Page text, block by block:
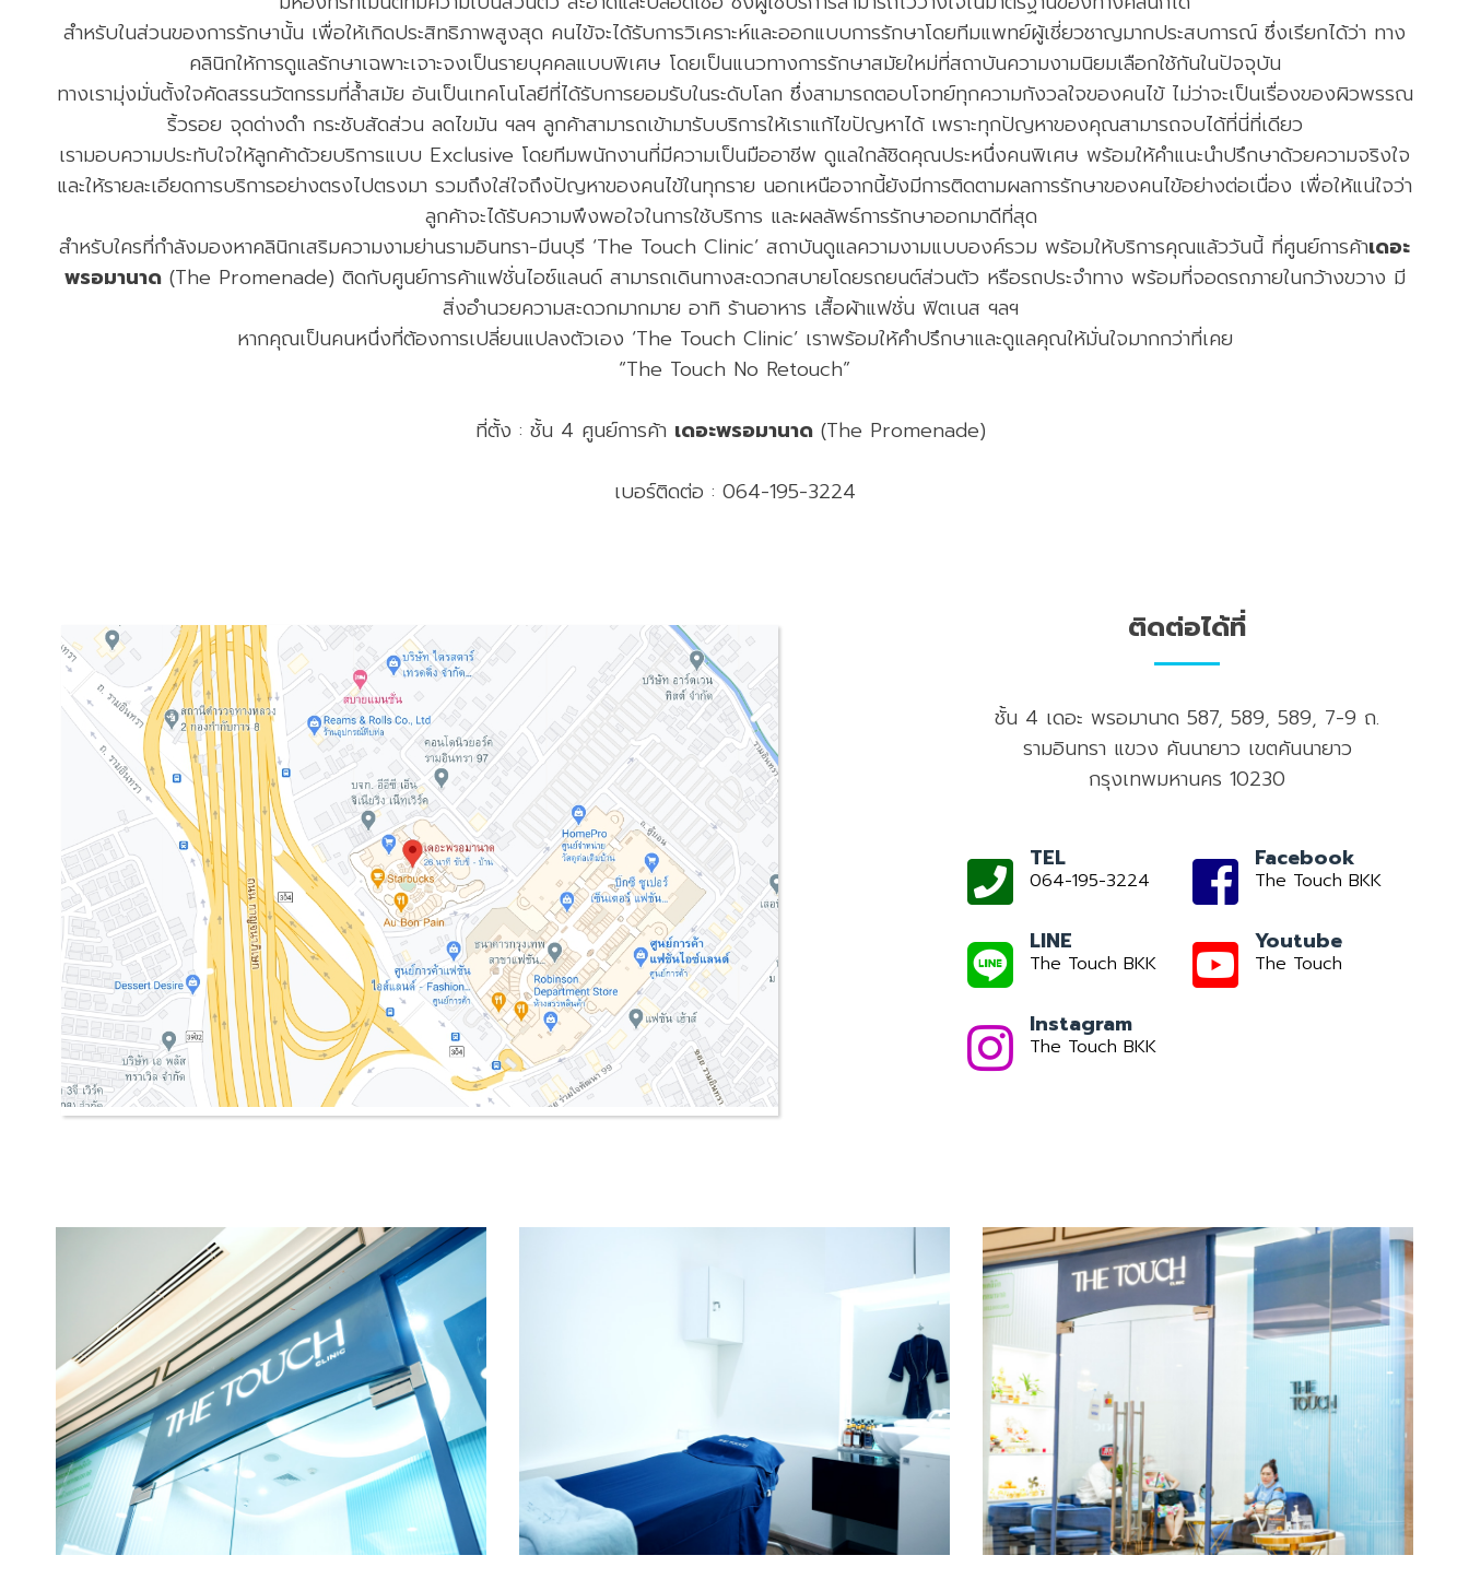
สำหรับในส่วนของการรักษานั้น เพื่อให้เกิดประสิทธิภาพสูงสุด คนไข้จะได้รับการวิเคราะห์และออกแบบการรักษาโดยทีมแพทย์ผู้เชี่ยวชาญมากประสบการณ์ ซึ่งเรียกได้ว่า ทาง
คลินิกให้การดูแลรักษาเฉพาะเจาะจงเป็นรายบุคคลแบบพิเศษ โดยเป็นแนวทางการรักษาสมัยใหม่ที่สถาบันความงามนิยมเลือกใช้กันในปัจจุบัน
ทางเรามุ่งมั่นตั้งใจคัดสรรนวัตกรรมที่ล้ำสมัย อันเป็นเทคโนโลยีที่ได้รับการยอมรับในระดับโลก ซึ่งสามารถตอบโจทย์ทุกความกังวลใจของคนไข้ ไม่ว่าจะเป็นเรื่องของผิวพรรณ
ริ้วรอย จุดด่างดำ กระชับสัดส่วน ลดไขมัน ฯลฯ ลูกค้าสามารถเข้ามารับบริการให้เราแก้ไขปัญหาได้ เพราะทุกปัญหาของคุณสามารถจบได้ที่นี่ที่เดียว
เรามอบความประทับใจให้ลูกค้าด้วยบริการแบบ Exclusive โดยทีมพนักงานที่มีความเป็นมืออาชีพ ดูแลใกล้ชิดคุณประหนึ่งคนพิเศษ พร้อมให้คำแนะนำปรึกษาด้วยความจริงใจ
และให้รายละเอียดการบริการอย่างตรงไปตรงมา รวมถึงใส่ใจถึงปัญหาของคนไข้ในทุกราย นอกเหนือจากนี้ยังมีการติดตามผลการรักษาของคนไข้อย่างต่อเนื่อง เพื่อให้แน่ใจว่า
ลูกค้าจะได้รับความพึงพอใจในการใช้บริการ และผลลัพธ์การรักษาออกมาดีที่สุด
สำหรับใครที่กำลังมองหาคลินิกเสริมความงามย่านรามอินทรา-มีนบุรี ‘The Touch Clinic’ สถาบันดูแลความงามแบบองค์รวม พร้อมให้บริการคุณแล้ววันนี้ ที่ศูนย์การค้าเดอะ
พรอมานาด(The Promenade) ติดกับศูนย์การค้าแฟชั่นไอซ์แลนด์ สามารถเดินทางสะดวกสบายโดยรถยนต์ส่วนตัว หรือรถประจำทาง พร้อมที่จอดรถภายในกว้างขวาง มี
สิ่งอำนวยความสะดวกมากมาย อาทิ ร้านอาหาร เสื้อผ้าแฟชั่น ฟิตเนส ฯลฯ
หากคุณเป็นคนหนึ่งที่ต้องการเปลี่ยนแปลงตัวเอง ‘The Touch Clinic’ เราพร้อมให้คำปรึกษาและดูแลคุณให้มั่นใจมากกว่าที่เคย
“The Touch No Retouch”
ที่ตั้ง : ชั้น 4 ศูนย์การค้า เดอะพรอมานาด (The Promenade)
เบอร์ติดต่อ : 064-195-3224
ติดต่อได้ที่
ชั้น 4 เดอะ พรอมานาด 587, 589, 589, 7-9 ถ.
รามอินทรา แขวง คันนายาว เขตคันนายาว
กรุงเทพมหานคร 10230
TEL
064-195-3224
Facebook
The Touch BKK
LINE
The Touch BKK
Youtube
The Touch
Instagram
The Touch BKK